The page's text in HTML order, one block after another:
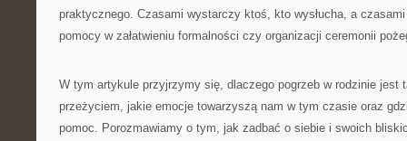
praktycznego. Czasami wystarczy ktoś, kto wysłucha, a
pomocy w załatwieniu formalności czy organizacji ceremonii
W tym artykule przyjrzymy się, dlaczego pogrzeb w rodzinie jest
przeżyciem, jakie emocje towarzyszą nam w tym czasie oraz
pomoc. Porozmawiamy o tym, jak zadbać o siebie i swoich